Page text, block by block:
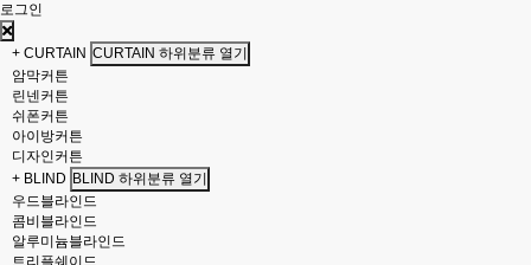
로그인
+ CURTAIN CURTAIN 하위분류 열기
암막커튼
린넨커튼
쉬폰커튼
아이방커튼
디자인커튼
+ BLIND BLIND 하위분류 열기
우드블라인드
콤비블라인드
알루미늄블라인드
트리플쉐이드